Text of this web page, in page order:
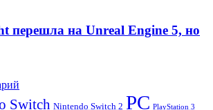
перешла на Unreal Engine 5, но
Switch Nintendo Switch 2 PC PlayStation 3